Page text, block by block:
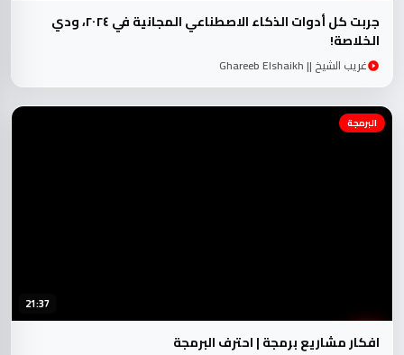
جربت كل أدوات الذكاء الاصطناعي المجانية في ٢٠٢٤، ودي
الخلاصة!
غريب الشيخ || Ghareeb Elshaikh
21:37
البرمجة
افكار مشاريع برمجة | احترف البرمجة